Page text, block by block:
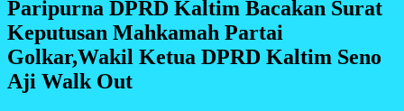
Paripurna DPRD Kaltim Bacakan Surat
Keputusan Mahkamah Partai
Golkar,Wakil Ketua DPRD Kaltim Seno
Aji Walk Out